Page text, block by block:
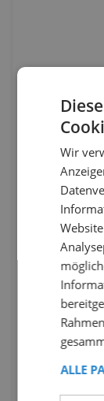
Wir
ALLE